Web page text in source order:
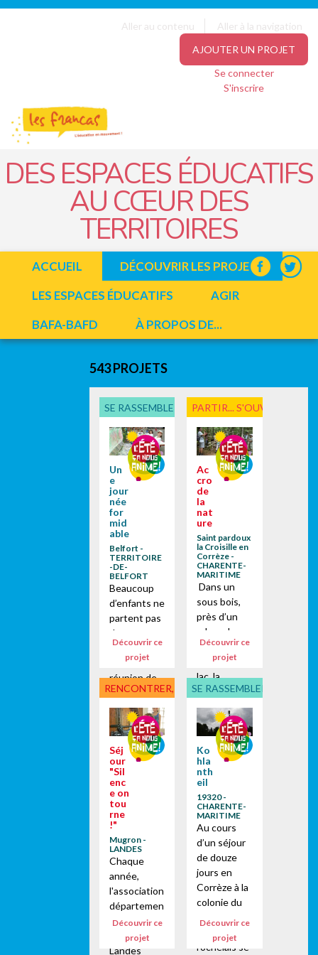
Aller au contenu
Aller à la navigation
AJOUTER UN PROJET
Se connecter
S'inscrire
DES ESPACES ÉDUCATIFS
AU CŒUR DES
TERRITOIRES
ACCUEIL
DÉCOUVRIR LES PROJETS
LES ESPACES ÉDUCATIFS
AGIR
BAFA-BAFD
À PROPOS DE...
543 PROJETS
SE RASSEMBLER, PARTICIPER
Un
e
jour
née
for
mid
able
Belfort -
TERRITOIRE
-DE-
BELFORT
Beaucoup
d’enfants ne
partent pas
du tout en
vacances.
Lors de la
réunion de
préparation
des accueils
de loisirs,
regroupant
tous les
directeurs
de la
session du
mois d’août,
nous avons
réfléchi à
une action...
Découvrir ce
projet
PARTIR... S'OUVRIR
Ac
cro
de
la
nat
ure
Saint pardoux
la Croisille en
Corrèze -
CHARENTE-
MARITIME
Dans un
sous bois,
près d’un
arbre, dans
un pré, au
bord d’un
lac, la
richesse de
la nature
stimule
l'imagination
." Il fait beau,
c’est l’été, la
sève monte
en toi, tu
sens plein
d’énergie,
les mains te
démange." D
e...
Découvrir ce
projet
RENCONTRER, DÉCOUVRIR
Séj
our
"Sil
enc
e on
tou
rne
!"
Mugron -
LANDES
Chaque
année,
l'association
départemen
tale des
Francas des
Landes
Découvrir ce
projet
SE RASSEMBLER,
Ko
hla
nth
eil
19320 -
CHARENTE-
MARITIME
Au cours
d’un séjour
de douze
jours en
Corrèze à la
colonie du
Theil, 57
jeunes
rochelais se
Découvrir ce
projet
Panneau de gestion des cookies